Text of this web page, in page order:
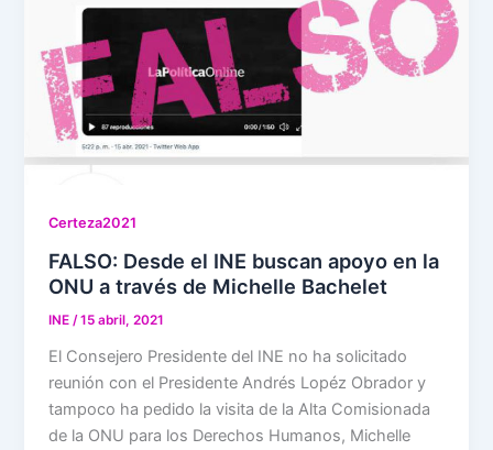
Certeza2021
FALSO: Desde el INE buscan apoyo en la
ONU a través de Michelle Bachelet
INE/15 abril, 2021
El Consejero Presidente del INE no ha solicitado
reunión con el Presidente Andrés Lopéz Obrador y
tampoco ha pedido la visita de la Alta Comisionada
de la ONU para los Derechos Humanos, Michelle